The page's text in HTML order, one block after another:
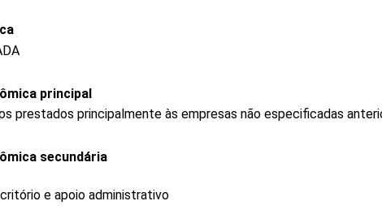
principal
prestados principalmente às empresas não especificadas
secundária
e apoio administrativo